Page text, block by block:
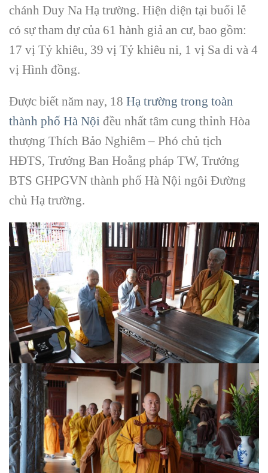
chánh Duy Na Hạ trường. Hiện diện tại buổi lễ
có sự tham dự của 61 hành giả an cư, bao gồm:
17 vị Tỷ khiêu, 39 vị Tỷ khiêu ni, 1 vị Sa di và 4
vị Hình đồng.
Được biết năm nay, 18 Hạ trường trong toàn
thành phố Hà Nội đều nhất tâm cung thỉnh Hòa
thượng Thích Bảo Nghiêm – Phó chủ tịch
HĐTS, Trưởng Ban Hoằng pháp TW, Trưởng
BTS GHPGVN thành phố Hà Nội ngôi Đường
chủ Hạ trường.